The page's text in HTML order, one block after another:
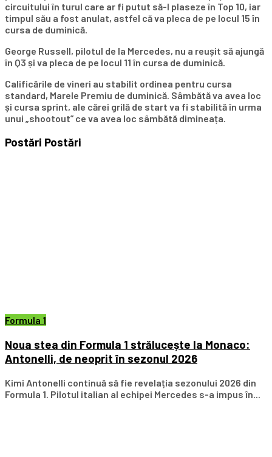
circuitului în turul care ar fi putut să-l plaseze în Top 10, iar
timpul său a fost anulat, astfel că va pleca de pe locul 15 în
cursa de duminică.
George Russell, pilotul de la Mercedes, nu a reușit să ajungă
în Q3 și va pleca de pe locul 11 în cursa de duminică.
Calificările de vineri au stabilit ordinea pentru cursa
standard, Marele Premiu de duminică. Sâmbătă va avea loc
și cursa sprint, ale cărei grilă de start va fi stabilită în urma
unui „shootout” ce va avea loc sâmbătă dimineața.
Postări Postări
Formula 1
Noua stea din Formula 1 strălucește la Monaco:
Antonelli, de neoprit în sezonul 2026
Kimi Antonelli continuă să fie revelația sezonului 2026 din
Formula 1. Pilotul italian al echipei Mercedes s-a impus în...